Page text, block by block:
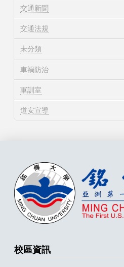
交通新聞
交通法規
未分類
車禍防治
軍訓室
道安宣導
校區資訊